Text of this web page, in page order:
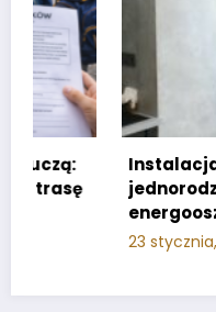
Instalacja
jednorodzinnym –
energooszczędność
23 stycznia, 2026